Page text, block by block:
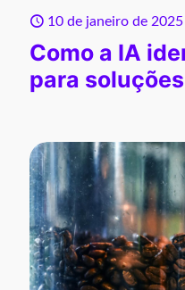
10 de janeiro de 2025
Como a IA
para